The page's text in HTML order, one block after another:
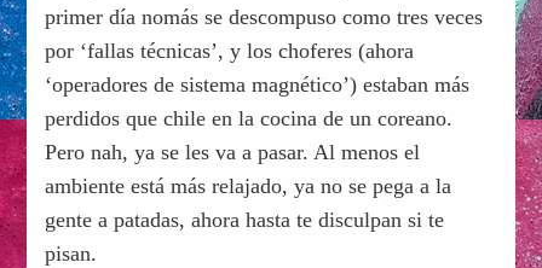
primer día nomás se descompuso como tres veces
por ‘fallas técnicas’, y los choferes (ahora
‘operadores de sistema magnético’) estaban más
perdidos que chile en la cocina de un coreano.
Pero nah, ya se les va a pasar. Al menos el
ambiente está más relajado, ya no se pega a la
gente a patadas, ahora hasta te disculpan si te
pisan.